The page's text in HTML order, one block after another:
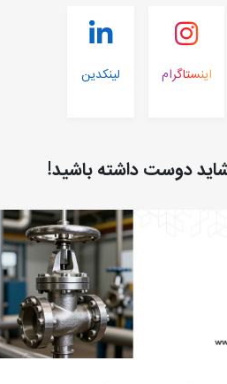
اینستاگرام لینکدین
دوست داشته باشید!